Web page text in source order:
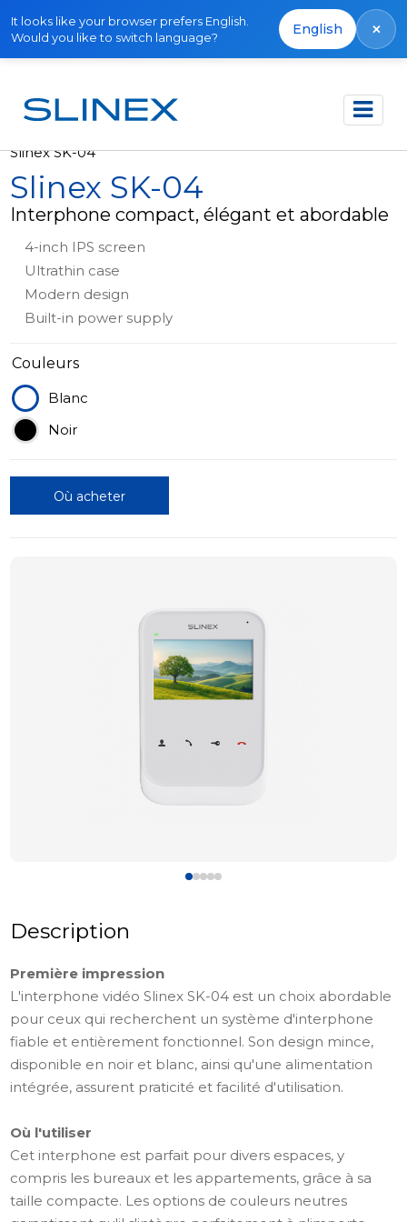
It looks like your browser prefers English.
Would you like to switch language?
English ×
Accueil Produits Interphones vidéo
Slinex SK-04
Slinex SK-04
Interphone compact, élégant et abordable
4-inch IPS screen
Ultrathin case
Modern design
Built-in power supply
Couleurs
Blanc
Noir
Où acheter
Description
Première impression
L'interphone vidéo Slinex SK-04 est un choix abordable
pour ceux qui recherchent un système d'interphone
fiable et entièrement fonctionnel. Son design mince,
disponible en noir et blanc, ainsi qu'une alimentation
intégrée, assurent praticité et facilité d'utilisation.
Où l'utiliser
Cet interphone est parfait pour divers espaces, y
compris les bureaux et les appartements, grâce à sa
taille compacte. Les options de couleurs neutres